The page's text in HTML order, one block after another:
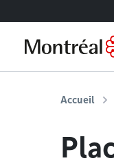
Accueil